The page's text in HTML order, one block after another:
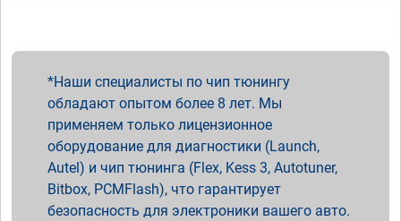
Наши специалисты по чип тюнингу
обладают опытом более 8 лет. Мы
применяем только лицензионное
оборудование для диагностики (Launch,
Autel) и чип тюнинга (Flex, Kess 3, Autotuner,
Bitbox, PCMFlash), что гарантирует
безопасность для электроники вашего авто.